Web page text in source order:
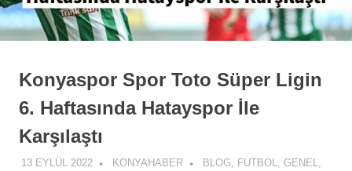
Konyaspor Spor Toto Süper Ligin
6. Haftasında Hatayspor İle
Karşılaştı
13 EYLÜL 2022 KONYAHABER BLOG, FUTBOL, GENEL,